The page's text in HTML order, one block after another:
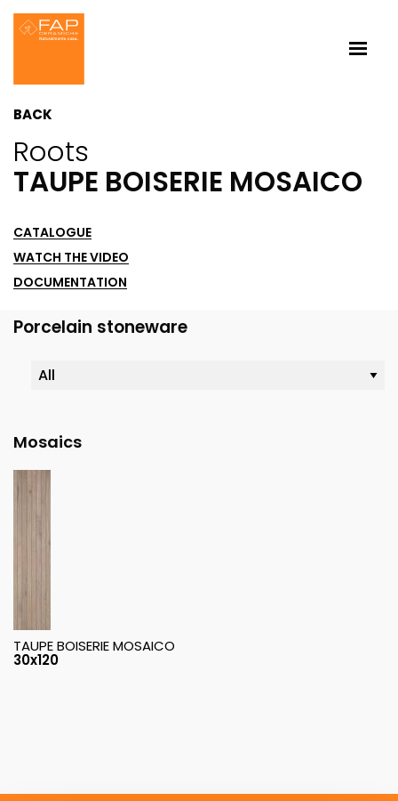
BACK
Roots
TAUPE BOISERIE MOSAICO
CATALOGUE
WATCH THE VIDEO
DOCUMENTATION
Porcelain stoneware
Mosaics
TAUPE BOISERIE MOSAICO
30x120